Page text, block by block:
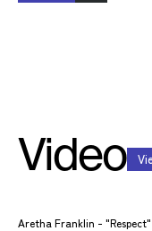
Video
Aretha Franklin -